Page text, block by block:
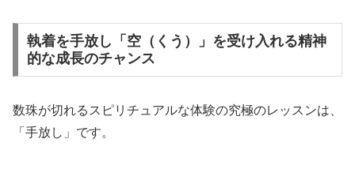
執着を手放し「空（くう）」を受け入れる精神
的な成長のチャンス
数珠が切れるスピリチュアルな体験の究極のレッスンは、
「手放し」です。